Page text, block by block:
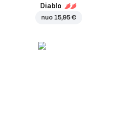
Diablo
nuo 15,95 €